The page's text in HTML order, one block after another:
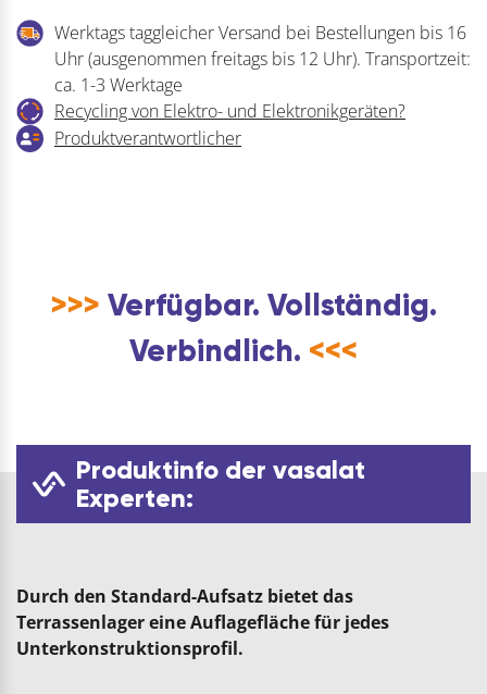
für
Aluminiumunterkonstruktion
Menge
Werktags taggleicher Versand bei Bestellungen bis 16
Uhr (ausgenommen freitags bis 12 Uhr). Transportzeit:
ca. 1-3 Werktage
Recycling von Elektro- und Elektronikgeräten?
Produktverantwortlicher
>>> Verfügbar. Vollständig.
Verbindlich. <<<
Produktinfo der vasalat
Experten:
Durch den Standard-Aufsatz bietet das
Terrassenlager eine Auflagefläche für jedes
Unterkonstruktionsprofil.